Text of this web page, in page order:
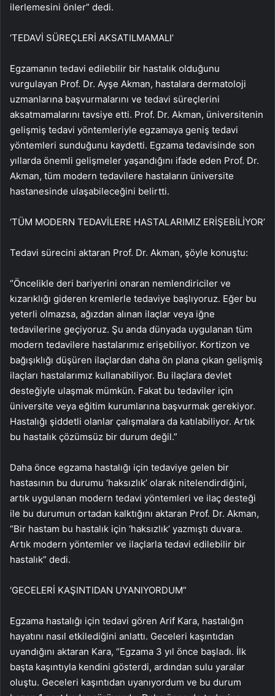
ilerlemesini önler” dedi.
‘TEDAVİ SÜREÇLERİ AKSATILMAMALI’
Egzamanın tedavi edilebilir bir hastalık olduğunu
vurgulayan Prof. Dr. Ayşe Akman, hastalara dermatoloji
uzmanlarına başvurmalarını ve tedavi süreçlerini
aksatmamalarını tavsiye etti. Prof. Dr. Akman, üniversitenin
gelişmiş tedavi yöntemleriyle egzamaya geniş tedavi
yöntemleri sunduğunu kaydetti. Egzama tedavisinde son
yıllarda önemli gelişmeler yaşandığını ifade eden Prof. Dr.
Akman, tüm modern tedavilere hastaların üniversite
hastanesinde ulaşabileceğini belirtti.
‘TÜM MODERN TEDAVİLERE HASTALARIMIZ ERİŞEBİLİYOR’
Tedavi sürecini aktaran Prof. Dr. Akman, şöyle konuştu:
“Öncelikle deri bariyerini onaran nemlendiriciler ve
kızarıklığı gideren kremlerle tedaviye başlıyoruz. Eğer bu
yeterli olmazsa, ağızdan alınan ilaçlar veya iğne
tedavilerine geçiyoruz. Şu anda dünyada uygulanan tüm
modern tedavilere hastalarımız erişebiliyor. Kortizon ve
bağışıklığı düşüren ilaçlardan daha ön plana çıkan gelişmiş
ilaçları hastalarımız kullanabiliyor. Bu ilaçlara devlet
desteğiyle ulaşmak mümkün. Fakat bu tedaviler için
üniversite veya eğitim kurumlarına başvurmak gerekiyor.
Hastalığı şiddetli olanlar çalışmalara da katılabiliyor. Artık
bu hastalık çözümsüz bir durum değil.”
Daha önce egzama hastalığı için tedaviye gelen bir
hastasının bu durumu ‘haksızlık’ olarak nitelendirdiğini,
artık uygulanan modern tedavi yöntemleri ve ilaç desteği
ile bu durumun ortadan kalktığını aktaran Prof. Dr. Akman,
“Bir hastam bu hastalık için ‘haksızlık’ yazmıştı duvara.
Artık modern yöntemler ve ilaçlarla tedavi edilebilir bir
hastalık” dedi.
‘GECELERİ KAŞINTIDAN UYANIYORDUM”
Egzama hastalığı için tedavi gören Arif Kara, hastalığın
hayatını nasıl etkilediğini anlattı. Geceleri kaşıntıdan
uyandığını aktaran Kara, “Egzama 3 yıl önce başladı. İlk
başta kaşıntıyla kendini gösterdi, ardından sulu yaralar
oluştu. Geceleri kaşıntıdan uyanıyordum ve bu durum